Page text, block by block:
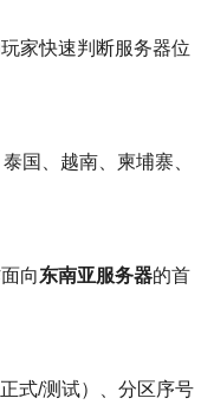
家快速判断服务器位
国、越南、柬埔寨、
向东南亚服务器的首
式/测试）、分区序号